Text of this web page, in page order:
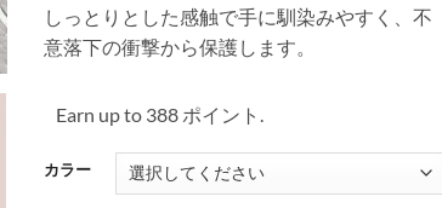
しっとりとした感触で手に馴染みやすく、不
意落下の衝撃から保護します。
Earn up to 388 ポイント.
カラー